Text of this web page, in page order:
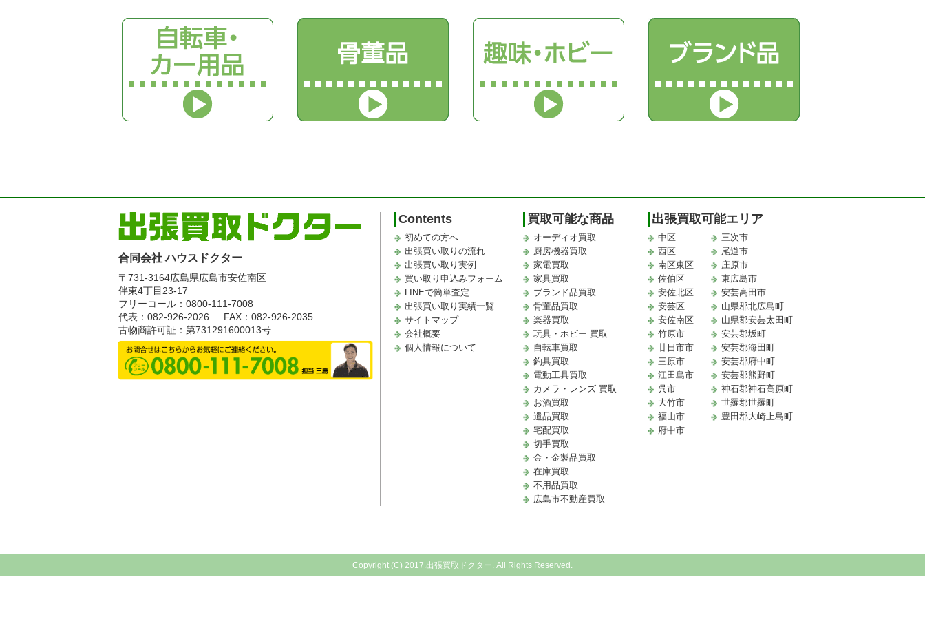
合同会社 ハウスドクター
〒731-3164広島県広島市安佐南区
伴東4丁目23-17
フリーコール：0800-111-7008
代表：082-926-2026
FAX：082-926-2035
古物商許可証：第731291600013号
Contents
初めての方へ
出張買い取りの流れ
出張買い取り実例
買い取り申込みフォーム
LINEで簡単査定
出張買い取り実績一覧
サイトマップ
会社概要
個人情報について
買取可能な商品
オーディオ買取
厨房機器買取
家電買取
家具買取
ブランド品買取
骨董品買取
楽器買取
玩具・ホビー 買取
自転車買取
釣具買取
電動工具買取
カメラ・レンズ 買取
お酒買取
遺品買取
宅配買取
切手買取
金・金製品買取
在庫買取
不用品買取
広島市不動産買取
出張買取可能エリア
中区
西区
南区東区
佐伯区
安佐北区
安芸区
安佐南区
竹原市
廿日市市
三原市
江田島市
呉市
大竹市
福山市
府中市
三次市
尾道市
庄原市
東広島市
安芸高田市
山県郡北広島町
山県郡安芸太田町
安芸郡坂町
安芸郡海田町
安芸郡府中町
安芸郡熊野町
神石郡神石高原町
世羅郡世羅町
豊田郡大崎上島町
Copyright (C) 2017.出張買取ドクター. All Rights Reserved.